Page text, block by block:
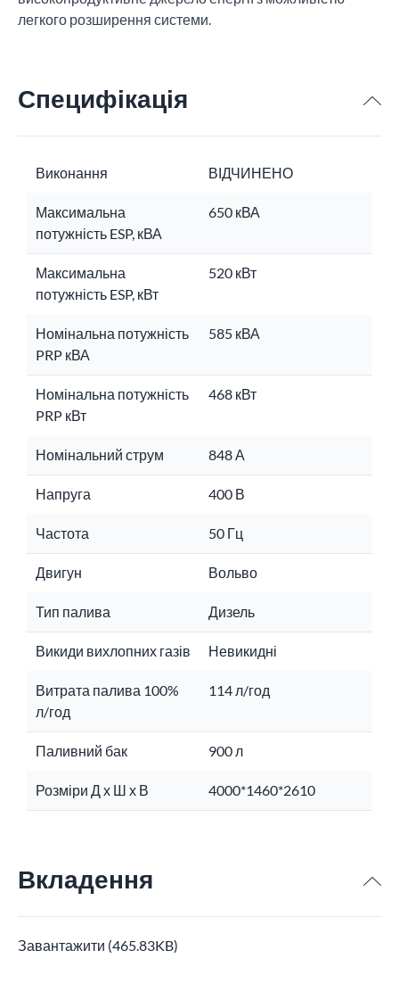
легкого розширення системи.
Специфікація
Виконання ВІДЧИНЕНО
Максимальна
потужність ESP, кВА
650 кВА
Максимальна
потужність ESP, кВт
520 кВт
Номінальна потужність
PRP кВА
585 кВА
Номінальна потужність
PRP кВт
468 кВт
Номінальний струм 848 А
Напруга 400 В
Частота 50 Гц
Двигун Вольво
Тип палива Дизель
Викиди вихлопних газів Невикидні
Витрата палива 100%
л/год
114 л/год
Паливний бак 900 л
Розміри Д х Ш х В 4000*1460*2610
Вкладення
Завантажити (465.83KB)